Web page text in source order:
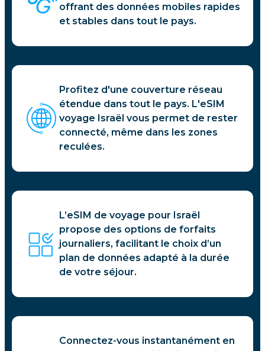
offrant des données mobiles rapides
et stables dans tout le pays.
Profitez d'une couverture réseau
étendue dans tout le pays. L'eSIM
voyage Israël vous permet de rester
connecté, même dans les zones
reculées.
L’eSIM de voyage pour Israël
propose des options de forfaits
journaliers, facilitant le choix d’un
plan de données adapté à la durée
de votre séjour.
Connectez-vous instantanément en